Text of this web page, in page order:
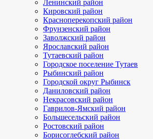
Ленинский район
Кировский район
Красноперекопский район
Фрунзенский район
Заволжский район
Ярославский район
Тутаевский район
Городское поселение Тутаев
Рыбинский район
Городской округ Рыбинск
Даниловский район
Некрасовский район
Гаврилов-Ямский район
Большесельский район
Ростовский район
Борисоглебский район